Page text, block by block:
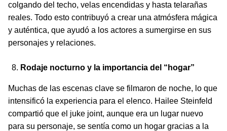
colgando del techo, velas encendidas y hasta telarañas
reales. Todo esto contribuyó a crear una atmósfera mágica
y auténtica, que ayudó a los actores a sumergirse en sus
personajes y relaciones.
Rodaje nocturno y la importancia del “hogar”
Muchas de las escenas clave se filmaron de noche, lo que
intensificó la experiencia para el elenco. Hailee Steinfeld
compartió que el juke joint, aunque era un lugar nuevo
para su personaje, se sentía como un hogar gracias a la